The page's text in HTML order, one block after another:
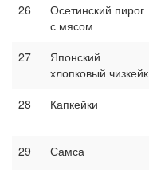
26
Осетинский пирог
с мясом
27
Японский
хлопковый чизкейк
28
Капкейки
29 Самса